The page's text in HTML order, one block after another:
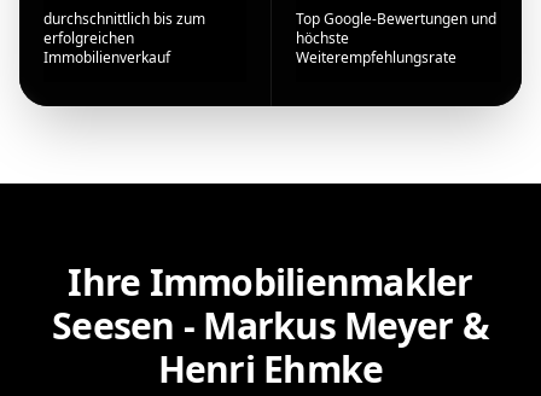
durchschnittlich bis zum
erfolgreichen
Immobilienverkauf
Top Google-Bewertungen und
höchste
Weiterempfehlungsrate
Ihre Immobilienmakler
Seesen - Markus Meyer &
Henri Ehmke